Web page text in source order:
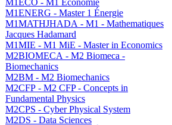
M1ECO - M1 Economie
M1ENERG - Master 1 Énergie
M1MATHJHADA - M1 - Mathematiques
Jacques Hadamard
M1MIE - M1 MiE - Master in Economics
M2BIOMECA - M2 Biomeca -
Biomechanics
M2BM - M2 Biomechanics
M2CFP - M2 CFP - Concepts in
Fundamental Physics
M2CPS - Cyber Physical System
M2DS - Data Sciences